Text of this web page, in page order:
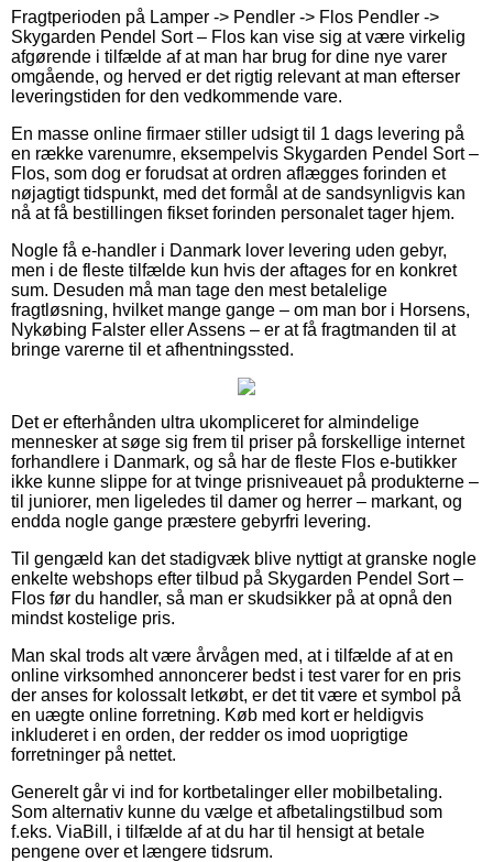
Fragtperioden på Lamper -> Pendler -> Flos Pendler ->
Skygarden Pendel Sort – Flos kan vise sig at være virkelig
afgørende i tilfælde af at man har brug for dine nye varer
omgående, og herved er det rigtig relevant at man efterser
leveringstiden for den vedkommende vare.
En masse online firmaer stiller udsigt til 1 dags levering på
en række varenumre, eksempelvis Skygarden Pendel Sort –
Flos, som dog er forudsat at ordren aflægges forinden et
nøjagtigt tidspunkt, med det formål at de sandsynligvis kan
nå at få bestillingen fikset forinden personalet tager hjem.
Nogle få e-handler i Danmark lover levering uden gebyr,
men i de fleste tilfælde kun hvis der aftages for en konkret
sum. Desuden må man tage den mest betalelige
fragtløsning, hvilket mange gange – om man bor i Horsens,
Nykøbing Falster eller Assens – er at få fragtmanden til at
bringe varerne til et afhentningssted.
Det er efterhånden ultra ukompliceret for almindelige
mennesker at søge sig frem til priser på forskellige internet
forhandlere i Danmark, og så har de fleste Flos e-butikker
ikke kunne slippe for at tvinge prisniveauet på produkterne –
til juniorer, men ligeledes til damer og herrer – markant, og
endda nogle gange præstere gebyrfri levering.
Til gengæld kan det stadigvæk blive nyttigt at granske nogle
enkelte webshops efter tilbud på Skygarden Pendel Sort –
Flos før du handler, så man er skudsikker på at opnå den
mindst kostelige pris.
Man skal trods alt være årvågen med, at i tilfælde af at en
online virksomhed annoncerer bedst i test varer for en pris
der anses for kolossalt letkøbt, er det tit være et symbol på
en uægte online forretning. Køb med kort er heldigvis
inkluderet i en orden, der redder os imod uoprigtige
forretninger på nettet.
Generelt går vi ind for kortbetalinger eller mobilbetaling.
Som alternativ kunne du vælge et afbetalingstilbud som
f.eks. ViaBill, i tilfælde af at du har til hensigt at betale
pengene over et længere tidsrum.